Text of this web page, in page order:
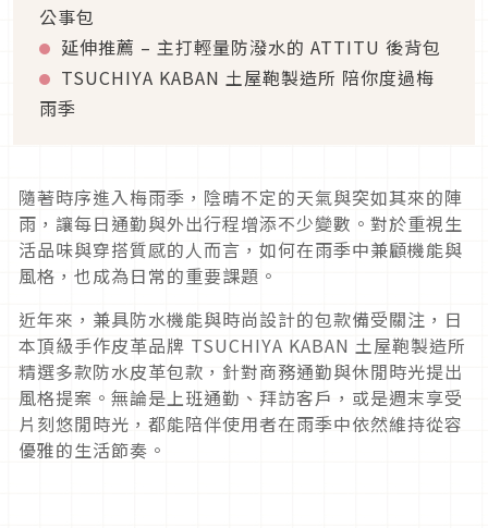
公事包
延伸推薦 – 主打輕量防潑水的 ATTITU 後背包
TSUCHIYA KABAN 土屋鞄製造所 陪你度過梅
雨季
隨著時序進入梅雨季，陰晴不定的天氣與突如其來的陣
雨，讓每日通勤與外出行程增添不少變數。對於重視生
活品味與穿搭質感的人而言，如何在雨季中兼顧機能與
風格，也成為日常的重要課題。
近年來，兼具防水機能與時尚設計的包款備受關注，日
本頂級手作皮革品牌 TSUCHIYA KABAN 土屋鞄製造所
精選多款防水皮革包款，針對商務通勤與休閒時光提出
風格提案。無論是上班通勤、拜訪客戶，或是週末享受
片刻悠閒時光，都能陪伴使用者在雨季中依然維持從容
優雅的生活節奏。